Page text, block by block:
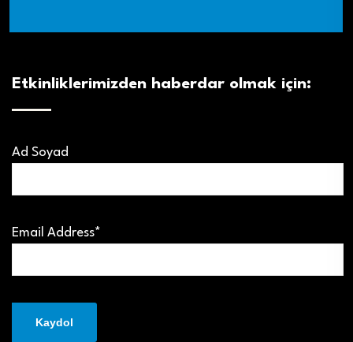
Etkinliklerimizden haberdar olmak için:
Ad Soyad
Email Address*